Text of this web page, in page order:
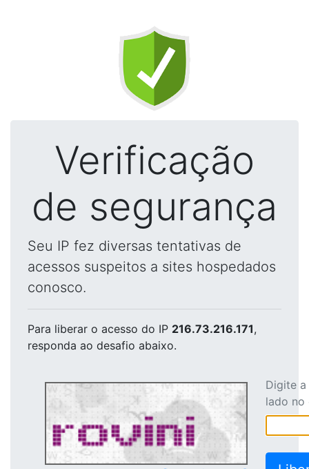
Verificação
de segurança
Seu IP fez diversas tentativas de
acessos suspeitos a sites hospedados
conosco.
Para liberar o acesso do IP 216.73.216.171,
responda ao desafio abaixo.
Digite
lado no